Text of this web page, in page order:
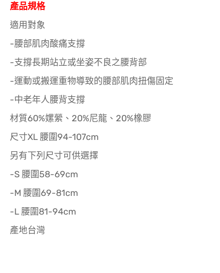
產品規格
適用對象
-腰部肌肉酸痛支撐
-支撐長期站立或坐姿不良之腰背部
-運動或搬運重物導致的腰部肌肉扭傷固定
-中老年人腰背支撐
材質60%嫘縈、20%尼龍、20%橡膠
尺寸XL 腰圍94-107cm
另有下列尺寸可供選擇
-S 腰圍58-69cm
-M 腰圍69-81cm
-L 腰圍81-94cm
產地台灣